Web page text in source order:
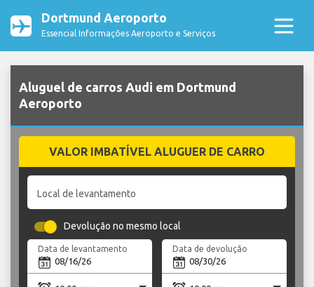
Dortmund Aeroporto
Essencial Informações Aeroporto e Serviços
Aluguel de carros Audi em Dortmund
Aeroporto
VALOR IMBATÍVEL ALUGUER DE CARRO
Local de levantamento
Devolução no mesmo local
Data de levantamento Data de devolução